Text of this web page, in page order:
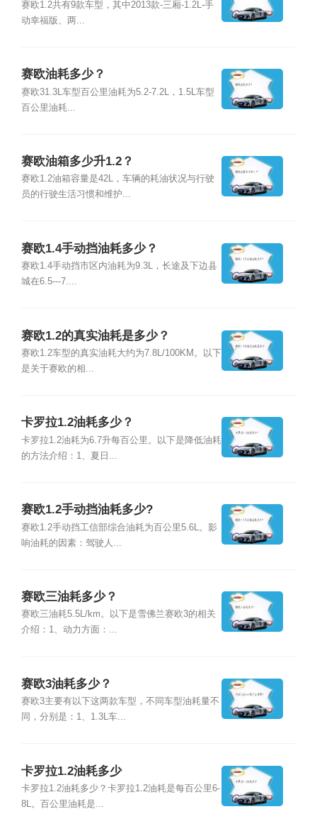
赛欧1.2共有9款车型，其中2013款-三厢-1.2L-手
动幸福版、两...
赛欧油耗多少？
赛欧31.3L车型百公里油耗为5.2-7.2L，1.5L车型
百公里油耗...
赛欧油箱多少升1.2？
赛欧1.2油箱容量是42L，车辆的耗油状况与行驶
员的行驶生活习惯和维护...
赛欧1.4手动挡油耗多少？
赛欧1.4手动挡市区内油耗为9.3L，长途及下边县
城在6.5---7....
赛欧1.2的真实油耗是多少？
赛欧1.2车型的真实油耗大约为7.8L/100KM。以下
是关于赛欧的相...
卡罗拉1.2油耗多少？
卡罗拉1.2油耗为6.7升每百公里。以下是降低油耗
的方法介绍：1、夏日...
赛欧1.2手动挡油耗多少?
赛欧1.2手动挡工信部综合油耗为百公里5.6L。影
响油耗的因素：驾驶人...
赛欧三油耗多少？
赛欧三油耗5.5L/km。以下是雪佛兰赛欧3的相关
介绍：1、动力方面：...
赛欧3油耗多少？
赛欧3主要有以下这两款车型，不同车型油耗量不
同，分别是：1、1.3L车...
卡罗拉1.2油耗多少
卡罗拉1.2油耗多少？卡罗拉1.2油耗是每百公里6-
8L。百公里油耗是...